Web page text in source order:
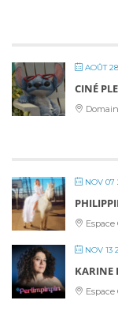
AOÛT
CINÉ
NOV 07
NOV 13
KARINE